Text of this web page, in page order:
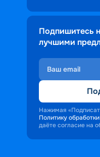
Подпишитесь
лучшими
Нажимая
Политику
даёте согласие на